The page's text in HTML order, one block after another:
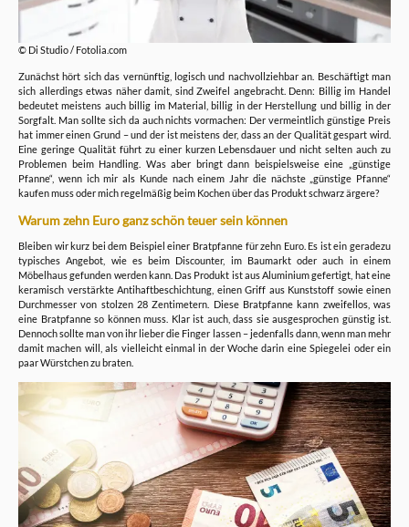
© Di Studio / Fotolia.com
Zunächst hört sich das vernünftig, logisch und nachvollziehbar an. Beschäftigt man
sich allerdings etwas näher damit, sind Zweifel angebracht. Denn: Billig im Handel
bedeutet meistens auch billig im Material, billig in der Herstellung und billig in der
Sorgfalt. Man sollte sich da auch nichts vormachen: Der vermeintlich günstige Preis
hat immer einen Grund – und der ist meistens der, dass an der Qualität gespart wird.
Eine geringe Qualität führt zu einer kurzen Lebensdauer und nicht selten auch zu
Problemen beim Handling. Was aber bringt dann beispielsweise eine „günstige
Pfanne“, wenn ich mir als Kunde nach einem Jahr die nächste „günstige Pfanne“
kaufen muss oder mich regelmäßig beim Kochen über das Produkt schwarz ärgere?
Warum zehn Euro ganz schön teuer sein können
Bleiben wir kurz bei dem Beispiel einer Bratpfanne für zehn Euro. Es ist ein geradezu
typisches Angebot, wie es beim Discounter, im Baumarkt oder auch in einem
Möbelhaus gefunden werden kann. Das Produkt ist aus Aluminium gefertigt, hat eine
keramisch verstärkte Antihaftbeschichtung, einen Griff aus Kunststoff sowie einen
Durchmesser von stolzen 28 Zentimetern. Diese Bratpfanne kann zweifellos, was
eine Bratpfanne so können muss. Klar ist auch, dass sie ausgesprochen günstig ist.
Dennoch sollte man von ihr lieber die Finger lassen – jedenfalls dann, wenn man mehr
damit machen will, als vielleicht einmal in der Woche darin eine Spiegelei oder ein
paar Würstchen zu braten.